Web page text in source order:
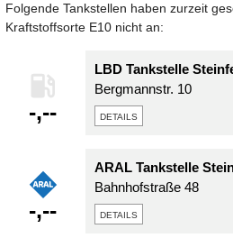
Folgende Tankstellen haben zurzeit
Kraftstoffsorte E10 nicht an:
-,--
LBD Tankstelle
Bergmannstr. 10
details
-,--
ARAL Tankstelle
Bahnhofstraße 48
details